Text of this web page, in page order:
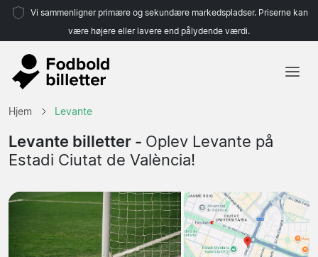
Vi sammenligner primære og sekundære markedspladser. Priserne kan
være højere eller lavere end pålydende værdi.
Hold
Ligaer
Hjem Levante
Levante billetter - Oplev Levante på
Estadi Ciutat de València!